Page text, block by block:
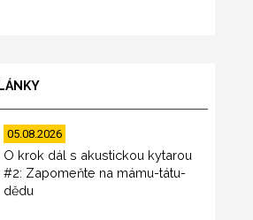
05.08.2026
O krok dál s akustickou kytarou
#2: Zapomeňte na mámu-tátu-
dědu